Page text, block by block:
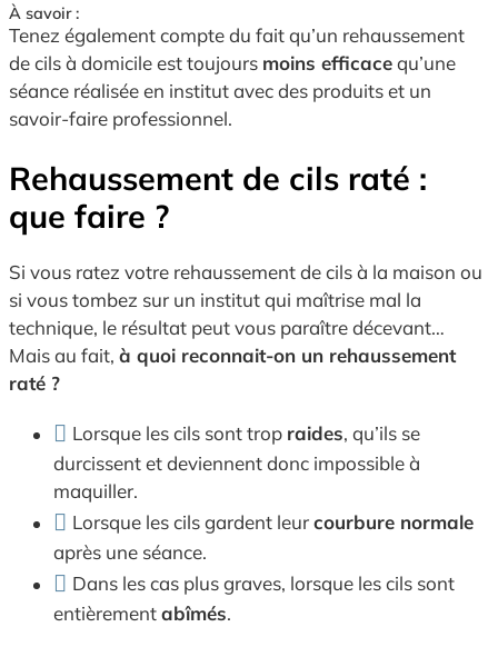
À savoir :
Tenez également compte du fait qu’un rehaussement
de cils à domicile est toujours moins efficacequ’une
séance réalisée en institut avec des produits et un
savoir-faire professionnel.
Rehaussement de cils raté :
que faire ?
Si vous ratez votre rehaussement de cils à la maison ou
si vous tombez sur un institut qui maîtrise mal la
technique, le résultat peut vous paraître décevant…
Mais au fait, à quoi reconnait-on un rehaussement
raté ?
Lorsque les cils sont trop raides, qu’ils se
durcissent et deviennent donc impossible à
maquiller.
Lorsque les cils gardent leurcourbure normale
après une séance.
Dans les cas plus graves, lorsque les cils sont
entièrementabîmés.